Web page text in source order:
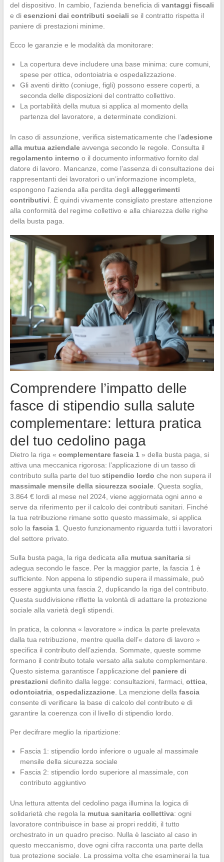
del dispositivo. In cambio, l’azienda beneficia di vantaggi fiscali
e di esenzioni dai contributi sociali se il contratto rispetta il
paniere di prestazioni minime.
Ecco le garanzie e le modalità da monitorare:
La copertura deve includere una base minima: cure comuni,
spese per ottica, odontoiatria e ospedalizzazione.
Gli aventi diritto (coniuge, figli) possono essere coperti, a
seconda delle disposizioni del contratto collettivo.
La portabilità della mutua si applica al momento della
partenza del lavoratore, a determinate condizioni.
In caso di assunzione, verifica sistematicamente che l’adesione
alla mutua aziendaleavvenga secondo le regole. Consulta il
regolamento interno o il documento informativo fornito dal
datore di lavoro. Mancanze, come l’assenza di consultazione dei
rappresentanti dei lavoratori o un’informazione incompleta,
espongono l’azienda alla perdita degli alleggerimenti
contributivi . È quindi vivamente consigliato prestare attenzione
alla conformità del regime collettivo e alla chiarezza delle righe
della busta paga.
Comprendere l’impatto delle
fasce di stipendio sulla salute
complementare: lettura pratica
del tuo cedolino paga
Dietro la riga « complementare fascia 1 » della busta paga, si
attiva una meccanica rigorosa: l’applicazione di un tasso di
contributo sulla parte del tuo stipendio lordo che non supera il
massimale mensile della sicurezza sociale. Questa soglia,
3.864 € lordi al mese nel 2024, viene aggiornata ogni anno e
serve da riferimento per il calcolo dei contributi sanitari. Finché
la tua retribuzione rimane sotto questo massimale, si applica
solo la fascia 1 . Questo funzionamento riguarda tutti i lavoratori
del settore privato.
Sulla busta paga, la riga dedicata alla mutua sanitariasi
adegua secondo le fasce. Per la maggior parte, la fascia 1 è
sufficiente. Non appena lo stipendio supera il massimale, può
essere aggiunta una fascia 2, duplicando la riga del contributo.
Questa suddivisione riflette la volontà di adattare la protezione
sociale alla varietà degli stipendi.
In pratica, la colonna « lavoratore » indica la parte prelevata
dalla tua retribuzione, mentre quella dell’« datore di lavoro »
specifica il contributo dell’azienda. Sommate, queste somme
formano il contributo totale versato alla salute complementare.
Questo sistema garantisce l’applicazione del paniere di
prestazioni definito dalla legge: consultazioni, farmaci, ottica,
odontoiatria, ospedalizzazione. La menzione della fascia
consente di verificare la base di calcolo del contributo e di
garantire la coerenza con il livello di stipendio lordo.
Per decifrare meglio la ripartizione:
Fascia 1: stipendio lordo inferiore o uguale al massimale
mensile della sicurezza sociale
Fascia 2: stipendio lordo superiore al massimale, con
contributo aggiuntivo
Una lettura attenta del cedolino paga illumina la logica di
solidarietà che regola la mutua sanitaria collettiva: ogni
lavoratore contribuisce in base ai propri redditi, il tutto
orchestrato in un quadro preciso. Nulla è lasciato al caso in
questo meccanismo, dove ogni cifra racconta una parte della
tua protezione sociale. La prossima volta che esaminerai la tua